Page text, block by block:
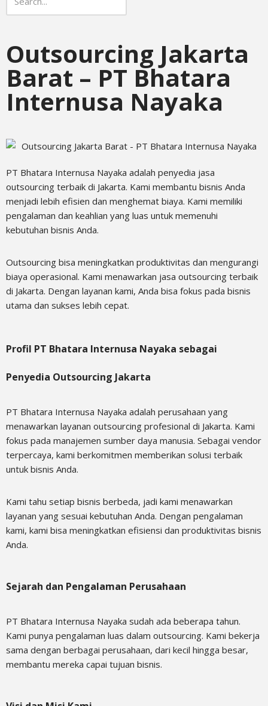
Outsourcing Jakarta
Barat – PT Bhatara
Internusa Nayaka
PT Bhatara Internusa Nayaka adalah penyedia jasa
outsourcing terbaik di Jakarta. Kami membantu bisnis Anda
menjadi lebih efisien dan menghemat biaya. Kami memiliki
pengalaman dan keahlian yang luas untuk memenuhi
kebutuhan bisnis Anda.
Outsourcing bisa meningkatkan produktivitas dan mengurangi
biaya operasional. Kami menawarkan jasa outsourcing terbaik
di Jakarta. Dengan layanan kami, Anda bisa fokus pada bisnis
utama dan sukses lebih cepat.
Profil PT Bhatara Internusa Nayaka sebagai
Penyedia Outsourcing Jakarta
PT Bhatara Internusa Nayaka adalah perusahaan yang
menawarkan layanan outsourcing profesional di Jakarta. Kami
fokus pada manajemen sumber daya manusia. Sebagai vendor
terpercaya, kami berkomitmen memberikan solusi terbaik
untuk bisnis Anda.
Kami tahu setiap bisnis berbeda, jadi kami menawarkan
layanan yang sesuai kebutuhan Anda. Dengan pengalaman
kami, kami bisa meningkatkan efisiensi dan produktivitas bisnis
Anda.
Sejarah dan Pengalaman Perusahaan
PT Bhatara Internusa Nayaka sudah ada beberapa tahun.
Kami punya pengalaman luas dalam outsourcing. Kami bekerja
sama dengan berbagai perusahaan, dari kecil hingga besar,
membantu mereka capai tujuan bisnis.